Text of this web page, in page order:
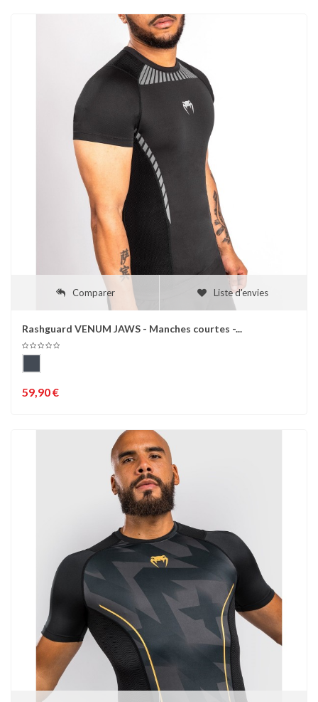
Comparer Liste d'envies
Rashguard VENUM JAWS - Manches courtes -...
59,90 €